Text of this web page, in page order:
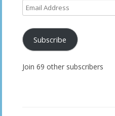
Email
Address
Subscribe
Join 69 other subscribers